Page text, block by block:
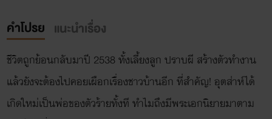
คำโปรย แนะนำเรื่อง
ชีวิตถูกย้อนกลับมาปี 2538 ทั้งเลี้ยงลูก ปราบผี สร้างตัวทำงาน
แล้วยังจะต้องไปคอยเผือกเรื่องชาวบ้านอีก ที่สำคัญ! อุตส่าห์ได้
เกิดใหม่เป็นพ่อของตัวร้ายทั้งที ทำไมถึงมีพระเอกนิยายมาตาม